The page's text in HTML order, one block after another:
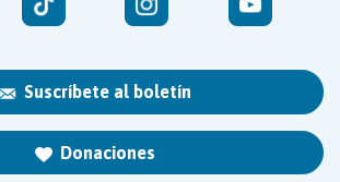
Suscríbete al boletín
Donaciones